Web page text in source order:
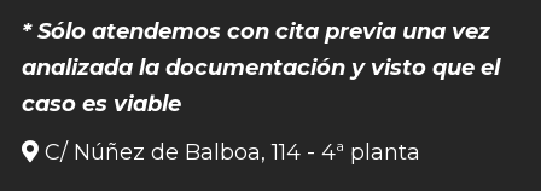
* Sólo atendemos con cita previa una vez
analizada la documentación y visto que el
caso es viable
C/ Núñez de Balboa, 114 - 4ª planta